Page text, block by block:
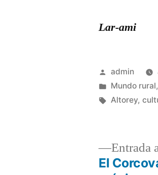
Lar-ami
Publicado
por
admin
Publicado
en
Mundo rural,
Etiquetas:
Altorey,
Entrada
El